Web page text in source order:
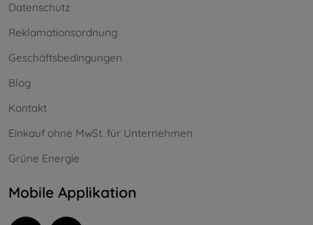
Datenschutz
Reklamationsordnung
Geschäftsbedingungen
Blog
Kontakt
Einkauf ohne MwSt. für Unternehmen
Grüne Energie
Mobile Applikation